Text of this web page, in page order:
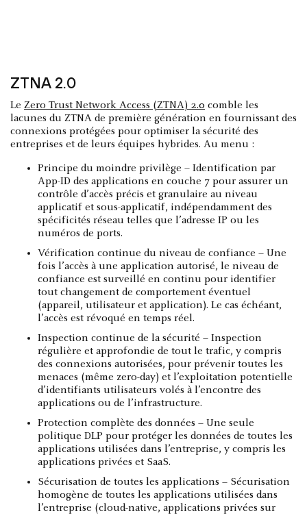
ZTNA 2.0
Le Zero Trust Network Access (ZTNA) 2.0 comble les
lacunes du ZTNA de première génération en fournissant des
connexions protégées pour optimiser la sécurité des
entreprises et de leurs équipes hybrides. Au menu :
Principe du moindre privilège – Identification par
App-ID des applications en couche 7 pour assurer un
contrôle d’accès précis et granulaire au niveau
applicatif et sous-applicatif, indépendamment des
spécificités réseau telles que l’adresse IP ou les
numéros de ports.
Vérification continue du niveau de confiance – Une
fois l’accès à une application autorisé, le niveau de
confiance est surveillé en continu pour identifier
tout changement de comportement éventuel
(appareil, utilisateur et application). Le cas échéant,
l’accès est révoqué en temps réel.
Inspection continue de la sécurité – Inspection
régulière et approfondie de tout le trafic, y compris
des connexions autorisées, pour prévenir toutes les
menaces (même zero-day) et l’exploitation potentielle
d’identifiants utilisateurs volés à l’encontre des
applications ou de l’infrastructure.
Protection complète des données – Une seule
politique DLP pour protéger les données de toutes les
applications utilisées dans l’entreprise, y compris les
applications privées et SaaS.
Sécurisation de toutes les applications – Sécurisation
homogène de toutes les applications utilisées dans
l’entreprise (cloud-native, applications privées sur